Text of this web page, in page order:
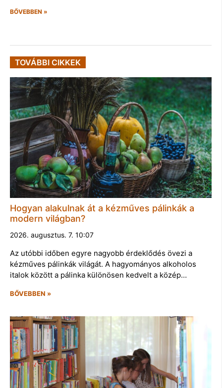
BŐVEBBEN »
TOVÁBBI CIKKEK
Hogyan alakulnak át a kézműves pálinkák a
modern világban?
2026. augusztus. 7. 10:07
Az utóbbi időben egyre nagyobb érdeklődés övezi a
kézműves pálinkák világát. A hagyományos alkoholos
italok között a pálinka különösen kedvelt a közép…
BŐVEBBEN »